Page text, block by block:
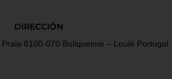
DIRECCIÓN
8100-070 Boliqueime – Loulé Portugal